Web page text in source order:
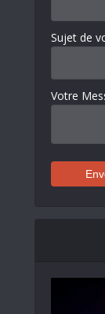
Sujet de
Votre